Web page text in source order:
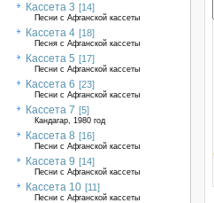
Кассета 3 [14]
Песни с Афганской кассеты
Кассета 4 [18]
Песня с Афганской кассеты
Кассета 5 [17]
Песни с Афганской кассеты
Кассета 6 [23]
Песни с Афганской кассеты
Кассета 7 [5]
Кандагар, 1980 год
Кассета 8 [16]
Песни с Афганской кассеты
Кассета 9 [14]
Песни с Афганской кассеты
Кассета 10 [11]
Песни с Афганской кассеты